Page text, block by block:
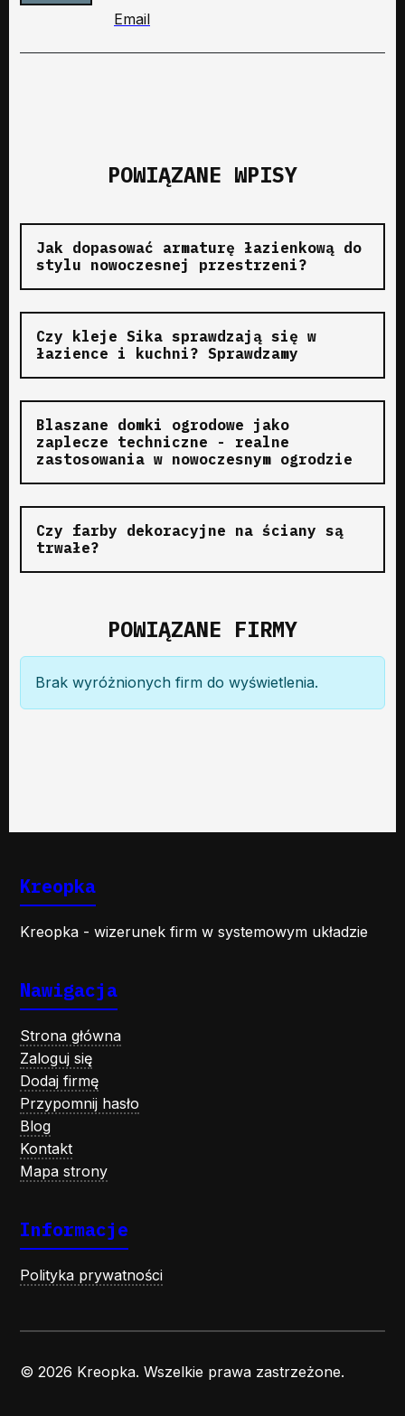
Email
POWIĄZANE WPISY
Jak dopasować armaturę łazienkową do
stylu nowoczesnej przestrzeni?
Czy kleje Sika sprawdzają się w
łazience i kuchni? Sprawdzamy
Blaszane domki ogrodowe jako
zaplecze techniczne - realne
zastosowania w nowoczesnym ogrodzie
Czy farby dekoracyjne na ściany są
trwałe?
POWIĄZANE FIRMY
Brak wyróżnionych firm do wyświetlenia.
Kreopka
Kreopka - wizerunek firm w systemowym układzie
Nawigacja
Strona główna
Zaloguj się
Dodaj firmę
Przypomnij hasło
Blog
Kontakt
Mapa strony
Informacje
Polityka prywatności
© 2026 Kreopka. Wszelkie prawa zastrzeżone.